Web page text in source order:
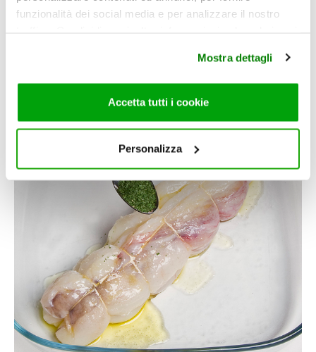
funzionalità dei social media e per analizzare il nostro
di analisi dei dati web, pubblicità e social media, i quali
potrebbero combinarle con altre informazioni che ha
fornito loro o che hanno raccolto dal suo utilizzo dei loro
cookie consultare la cookie policy. Se clicchi sulla “X” per
chiudere il banner, non verranno installati cookie sul tuo
dispositivo ad eccezione di quelli necessari ai fini del
corretto funzionamento del sito.
Mostra dettagli
Accetta tutti i cookie
Personalizza
Adagiare la coda di rospo in una teglia, poi